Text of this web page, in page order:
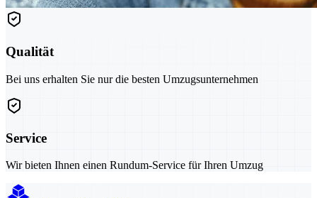
Qualität
Bei uns erhalten Sie nur die besten Umzugsunternehmen
Service
Wir bieten Ihnen einen Rundum-Service für Ihren Umzug